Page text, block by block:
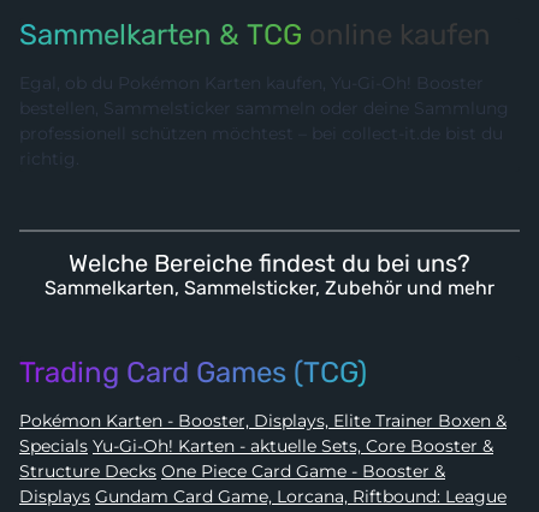
Sammelkarten & TCG online kaufen
Egal, ob du Pokémon Karten kaufen, Yu-Gi-Oh! Booster
bestellen, Sammelsticker sammeln oder deine Sammlung
professionell schützen möchtest – bei collect-it.de bist du
richtig.
Welche Bereiche findest du bei uns?
Sammelkarten, Sammelsticker, Zubehör und mehr
Trading Card Games (TCG)
Pokémon Karten - Booster, Displays, Elite Trainer Boxen &
Specials Yu-Gi-Oh! Karten - aktuelle Sets, Core Booster &
Structure Decks One Piece Card Game - Booster &
Displays Gundam Card Game, Lorcana, Riftbound: League